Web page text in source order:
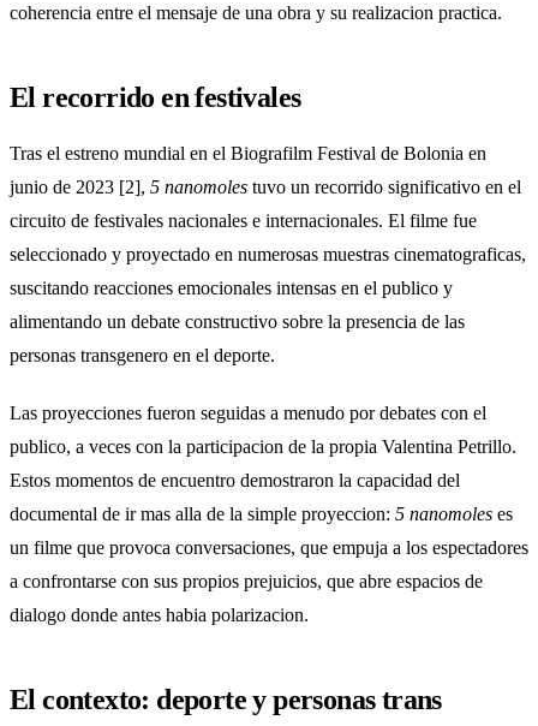
coherencia entre el mensaje de una obra y su realizacion practica.
El recorrido en festivales
Tras el estreno mundial en el Biografilm Festival de Bolonia en
junio de 2023 [2], 5 nanomoles tuvo un recorrido significativo en el
circuito de festivales nacionales e internacionales. El filme fue
seleccionado y proyectado en numerosas muestras cinematograficas,
suscitando reacciones emocionales intensas en el publico y
alimentando un debate constructivo sobre la presencia de las
personas transgenero en el deporte.
Las proyecciones fueron seguidas a menudo por debates con el
publico, a veces con la participacion de la propia Valentina Petrillo.
Estos momentos de encuentro demostraron la capacidad del
documental de ir mas alla de la simple proyeccion: 5 nanomoles es
un filme que provoca conversaciones, que empuja a los espectadores
a confrontarse con sus propios prejuicios, que abre espacios de
dialogo donde antes habia polarizacion.
El contexto: deporte y personas trans